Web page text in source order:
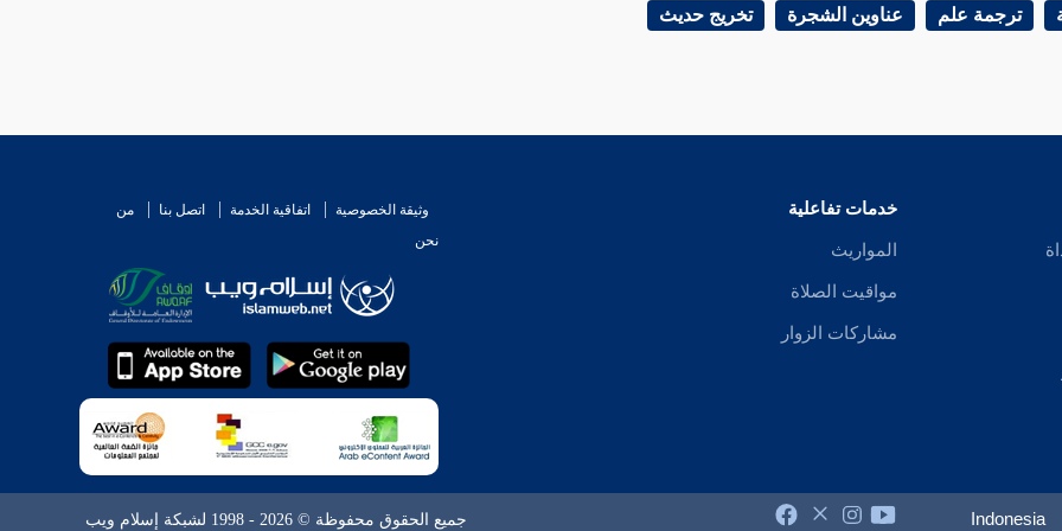
ترجمة علم عناوين الشجرة تخريج حديث
خدمات تفاعلية
المواريث
مواقيت الصلاة
مشاركات الزوار
وثيقة الخصوصية اتفاقية الخدمة اتصل بنا
من
نحن
Indonesia جميع الحقوق محفوظة © 2026 - 1998 لشبكة إسلام ويب